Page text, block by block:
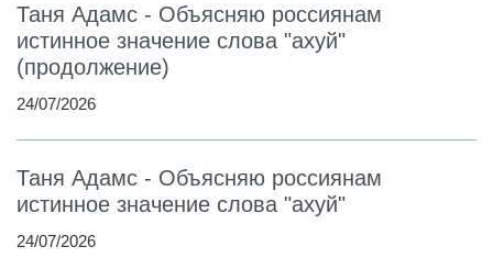
Таня Адамс - Объясняю россиянам
истинное значение слова "ахуй"
(продолжение)
24/07/2026
Таня Адамс - Объясняю россиянам
истинное значение слова "ахуй"
24/07/2026